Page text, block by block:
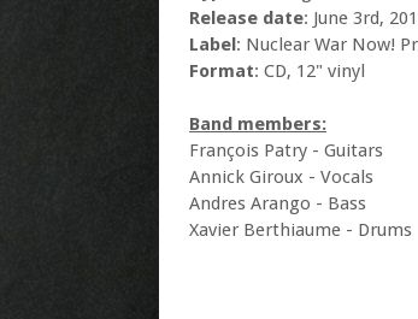
Release date: June 3rd,
Label: Nuclear War Now!
Format: CD, 12" vinyl
Band members:
François Patry - Guitars
Annick Giroux - Vocals
Andres Arango - Bass
Xavier Berthiaume - Drums